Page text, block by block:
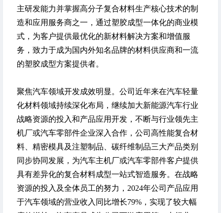
主研发能力并掌握高分子复合材料生产核心技术的制
造和应用服务商之一，通过塑胶成型一体化的商业模
式，为客户提供最优化的新材料解决方案和增值服
务，致力于成为国内外知名品牌的材料供应商和一流
的塑胶成型方案提供者。
聚焦汽车领域开发成效明显。 公司近年来在汽车轻量
化材料领域持续深化布局，继续加大新能源汽车行业
战略资源的投入和产品应用开发，不断与行业领先主
机厂或汽车零部件企业深入合作，公司高性能复合材
料、精密模具及注塑制品、碳纤维制品三大产品类别
同步协同发展，为汽车主机厂或汽车零部件客户提供
具有差异化的复合材料成型一站式智造服务。在战略
资源的投入及全体员工的努力，2024年公司产品应用
于汽车领域的营业收入同比增长79%，实现了较大幅